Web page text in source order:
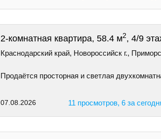
2-комнатная квартира, 58.4 м2, 4/9
Краснодарский край, Новороссийск г.,
Продаётся просторная и светлая
07.08.2026 11 просмотров, 6 за